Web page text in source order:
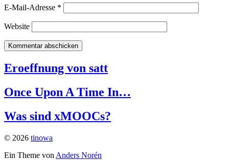
E-Mail-Adresse *
Website
Eroeffnung von satt
Once Upon A Time In…
Was sind xMOOCs?
© 2026 tinowa
Ein Theme von Anders Norén